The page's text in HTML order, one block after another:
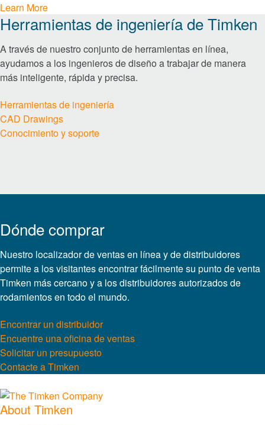
Focas
Servicios y reparaciones
Mercados
Generación de energía y energías renovables
Marina
Minería
Explorar todos los mercados
Explore todos los catálogos y la literatura
Learn More
Herramientas de ingeniería de Timken
A través de nuestro conjunto de herramientas en línea,
ayudamos a los ingenieros de diseño a trabajar de manera
más inteligente, rápida y precisa.
Herramientas de ingeniería
CAD Drawings
Conocimiento y soporte
Dónde comprar
Nuestro localizador de ventas en línea y de distribuidores
permite a los visitantes encontrar fácilmente su punto de venta
Timken más cercano y a los distribuidores autorizados de
rodamientos en todo el mundo.
Encontrar un distribuidor
Encuentre una oficina de ventas
Solicitar un presupuesto
Contacte a Timken
About Timken